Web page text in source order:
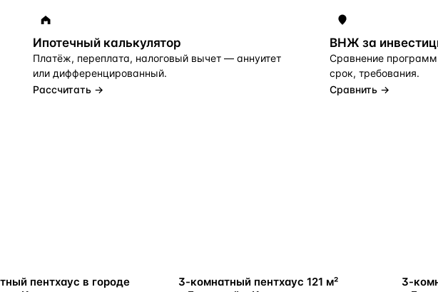
Ипотечный калькулятор
Платёж, переплата, налоговый вычет — аннуитет
или дифференцированный.
Рассчитать →
ВНЖ за
Сравнение
срок, требования.
Сравнить →
пентхаус в городе
У МОРЯ
3-комнатный пентхаус 121 м²
У МОРЯ
3-